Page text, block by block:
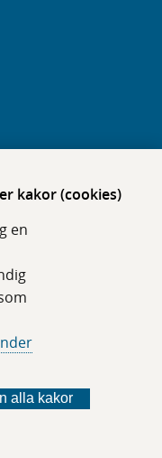
kakor (cookies)
en
alla kakor